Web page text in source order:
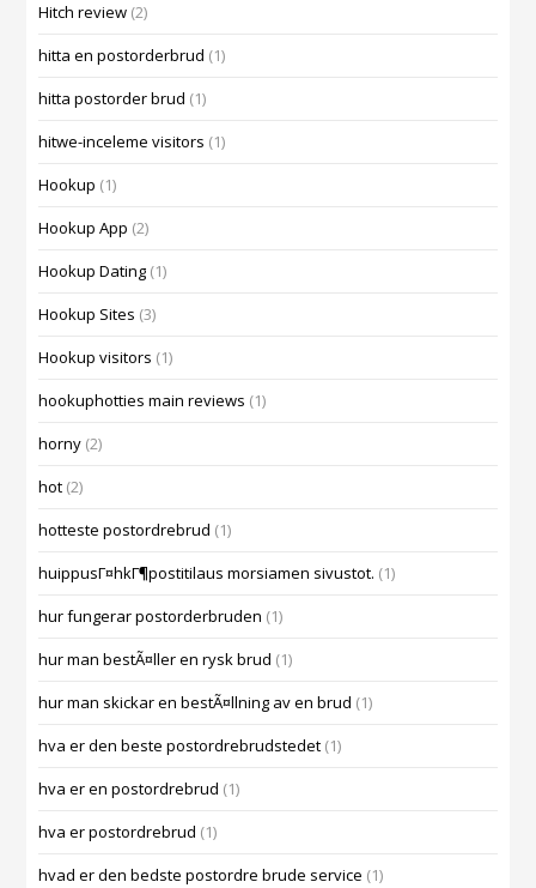
Hitch review (2)
hitta en postorderbrud (1)
hitta postorder brud (1)
hitwe-inceleme visitors (1)
Hookup (1)
Hookup App (2)
Hookup Dating (1)
Hookup Sites (3)
Hookup visitors (1)
hookuphotties main reviews (1)
horny (2)
hot (2)
hotteste postordrebrud (1)
huippusГ¤hkГ¶postitilaus morsiamen sivustot. (1)
hur fungerar postorderbruden (1)
hur man bestÃ¤ller en rysk brud (1)
hur man skickar en bestÃ¤llning av en brud (1)
hva er den beste postordrebrudstedet (1)
hva er en postordrebrud (1)
hva er postordrebrud (1)
hvad er den bedste postordre brude service (1)